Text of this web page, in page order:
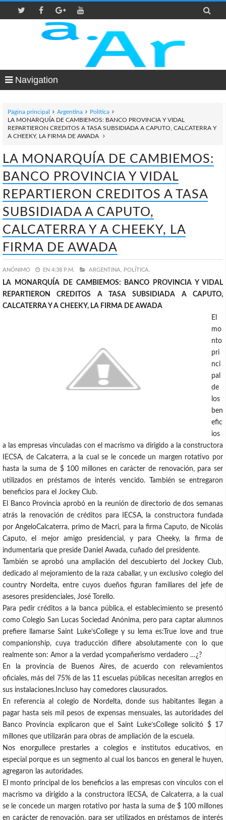

Navigation
Página principal Argentina
Política
LA MONARQUÍA DE CAMBIEMOS: BANCO PROVINCIA Y VIDAL
REPARTIERON CREDITOS A TASA SUBSIDIADA A CAPUTO, CALCATERRA Y
A CHEEKY, LA FIRMA DE AWADA
LA MONARQUÍA DE CAMBIEMOS:
BANCO PROVINCIA Y VIDAL
REPARTIERON CREDITOS A TASA
SUBSIDIADA A CAPUTO,
CALCATERRA Y A CHEEKY, LA
FIRMA DE AWADA
ANÓNIMO EN 4:38 P.M. ARGENTINA, POLÍTICA,
LA MONARQUÍA DE CAMBIEMOS: BANCO PROVINCIA Y VIDAL
REPARTIERON CREDITOS A TASA SUBSIDIADA A CAPUTO,
CALCATERRA Y A CHEEKY, LA FIRMA DE AWADA
El
mo
nto
pri
nci
pal
de
los
ben
efic
ios
a las empresas vinculadas con el macrismo va dirigido a la constructora
IECSA, de Calcaterra, a la cual se le concede un margen rotativo por
hasta la suma de $ 100 millones en carácter de renovación, para ser
utilizados en préstamos de interés vencido. También se entregaron
beneficios para el Jockey Club.
El Banco Provincia aprobó en la reunión de directorio de dos semanas
atrás la renovación de créditos para IECSA, la constructora fundada
por AngeloCalcaterra, primo de Macri, para la firma Caputo, de Nicolás
Caputo, el mejor amigo presidencial, y para Cheeky, la firma de
indumentaria que preside Daniel Awada, cuñado del presidente.
También se aprobó una ampliación del descubierto del Jockey Club,
dedicado al mejoramiento de la raza caballar, y un exclusivo colegio del
country Nordelta, entre cuyos dueños figuran familiares del jefe de
asesores presidenciales, José Torello.
Para pedir créditos a la banca pública, el establecimiento se presentó
como Colegio San Lucas Sociedad Anónima, pero para captar alumnos
prefiere llamarse Saint Luke’sCollege y su lema es:True love and true
companionship, cuya traducción difiere absolutamente con lo que
realmente son: Amor a la verdad ycompañerismo verdadero …¿?
En la provincia de Buenos Aires, de acuerdo con relevamientos
oficiales, más del 75% de las 11 escuelas públicas necesitan arreglos en
sus instalaciones.Incluso hay comedores clausurados.
En referencia al colegio de Nordelta, donde sus habitantes llegan a
pagar hasta seis mil pesos de expensas mensuales, las autoridades del
Banco Provincia explicaron que el Saint Luke’sCollege solicitó $ 17
millones que utilizarán para obras de ampliación de la escuela.
Nos enorgullece prestarles a colegios e institutos educativos, en
especial porque es un segmento al cual los bancos en general le huyen,
agregaron las autoridades.
El monto principal de los beneficios a las empresas con vínculos con el
macrismo va dirigido a la constructora IECSA, de Calcaterra, a la cual
se le concede un margen rotativo por hasta la suma de $ 100 millones
en carácter de renovación, para ser utilizados en préstamos de interés